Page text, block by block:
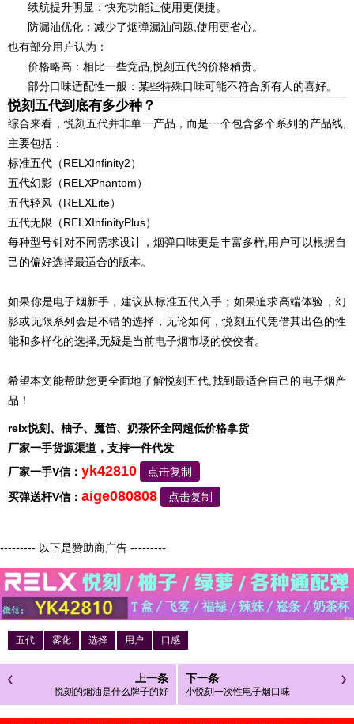
续航提升明显：快充功能让使用更便捷。
防漏油优化：减少了烟弹漏油问题,使用更省心。
也有部分用户认为：
价格略高：相比一些竞品,悦刻五代的价格稍贵。
部分口味适配性一般：某些特殊口味可能不符合所有人的喜好。
悦刻五代到底有多少种？
综合来看，悦刻五代并非单一产品，而是一个包含多个系列的产品线,
主要包括：
标准五代（RELXInfinity2）
五代幻影（RELXPhantom）
五代轻风（RELXLite）
五代无限（RELXInfinityPlus）
每种型号针对不同需求设计，烟弹口味更是丰富多样,用户可以根据自
己的偏好选择最适合的版本。
如果你是电子烟新手，建议从标准五代入手；如果追求高端体验，幻
影或无限系列会是不错的选择，无论如何，悦刻五代凭借其出色的性
能和多样化的选择,无疑是当前电子烟市场的佼佼者。
希望本文能帮助您更全面地了解悦刻五代,找到最适合自己的电子烟产
品！
relx悦刻、柚子、魔笛、奶茶怀全网超低价格拿货
厂家一手货源渠道，支持一件代发
厂家一手V信： yk42810
点击复制
买弹送杆V信： aige080808 点击复制
--------- 以下是赞助商广告 ---------
五代 雾化 选择 用户 口感
上一条
悦刻的烟油是什么牌子的好
下一条
小悦刻一次性电子烟口味